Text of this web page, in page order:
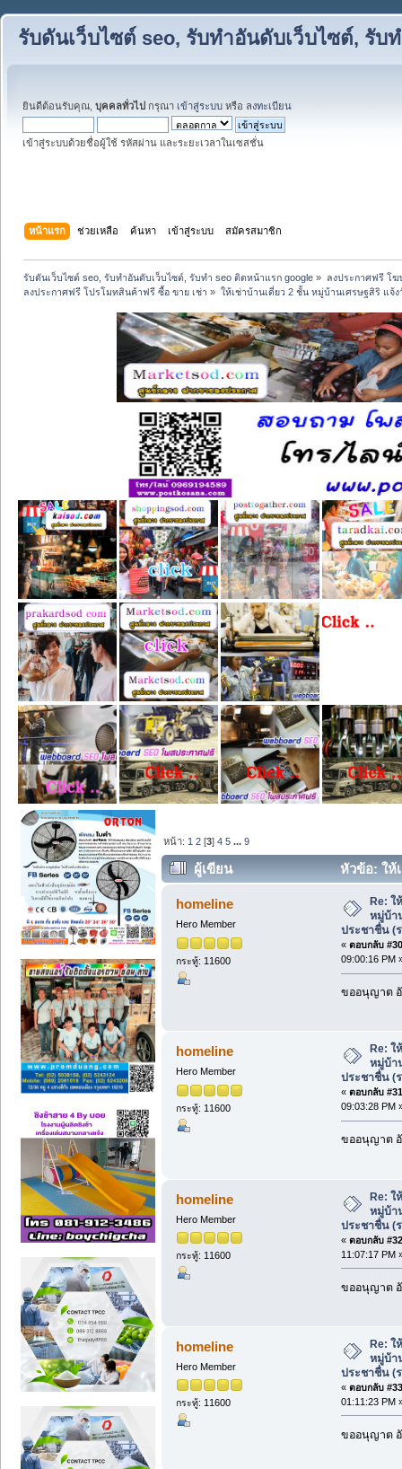
รับดันเว็บไซต์ seo, รับทำอันดับเว็บไซต์, รับ
ยินดีต้อนรับคุณ, บุคคลทั่วไป กรุณา เข้าสู่ระบบ หรือ ลงทะเบียน
เข้าสู่ระบบด้วยชื่อผู้ใช้ รหัสผ่าน และระยะเวลาในเซสชั่น
หน้าแรก ช่วยเหลือ ค้นหา เข้าสู่ระบบ สมัครสมาชิก
รับดันเว็บไซต์ seo, รับทำอันดับเว็บไซต์, รับทำ seo ติดหน้าแรก google » ลงประกาศฟรี โ
ลงประกาศฟรี โปรโมทสินค้าฟรี ซื้อ ขาย เช่า » ให้เช่าบ้านเดี่ยว 2 ชั้น หมู่บ้านเศรษฐสิริ แจ้
หน้า: 1 2 [3]4 5 ...9
ผู้เขียน
หัวข้อ: ให้
ประชาชื่น (รหัส 202540) (อ่าน 12109 ค
homeline
Hero Member
กระทู้: 11600
Re: ใ
หมู่บ้า
ประชาชื่น (
« ตอบกลับ
09:00:16 PM
ขออนุญาต
homeline
Hero Member
กระทู้: 11600
Re: ใ
หมู่บ้า
ประชาชื่น (
« ตอบกลับ
09:03:28 PM
ขออนุญาต
homeline
Hero Member
กระทู้: 11600
Re: ใ
หมู่บ้า
ประชาชื่น (
« ตอบกลับ
11:07:17 PM
ขออนุญาต
homeline
Hero Member
กระทู้: 11600
Re: ใ
หมู่บ้า
ประชาชื่น (
« ตอบกลับ
01:11:23 PM
ขออนุญาต